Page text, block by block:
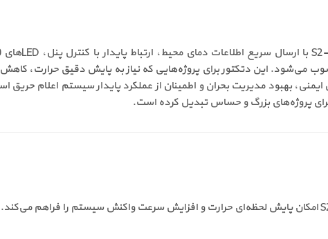
می‌شود. این دتکتور برای پروژه‌هایی که نیاز به پایش دقیق حرارت،
بهبود مدیریت بحران و اطمینان از عملکرد پایدار سیستم اعلام